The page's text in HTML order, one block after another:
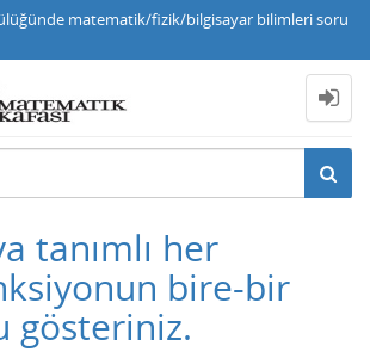
matematik/fizik/bilgisayar bilimleri soru
tanımlı her
bire-bir
gösteriniz.